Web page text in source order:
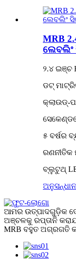
MRB
ଲେବଲିଂ
୨.୪ ଇଞ୍ଚ
ଡଟ୍
କ୍ଲାଉଡ୍-
୫ ବର୍ଷର
ରଣନୀତିକ
ବ୍ଲୁଟୁଥ୍
ଅନୁସନ୍ଧାନ
ଆମର ଉତ୍ପାଦଗୁଡ଼ିକ
ଅଞ୍ଚଳକୁ ରପ୍ତାନି
MRB ବହୁତ ଅଗ୍ରଗତି